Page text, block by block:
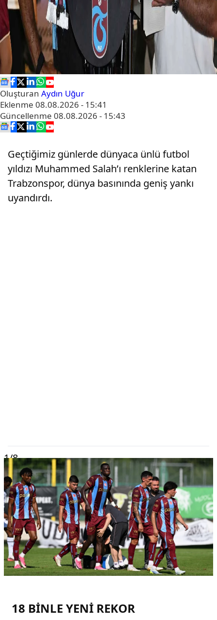
Oluşturan Aydın Uğur
Eklenme 08.08.2026 - 15:41
Güncellenme 08.08.2026 - 15:43
Geçtiğimiz günlerde dünyaca ünlü futbol
yıldızı Muhammed Salah’ı renklerine katan
Trabzonspor, dünya basınında geniş yankı
uyandırdı.
1/8
18 BİNLE YENİ REKOR